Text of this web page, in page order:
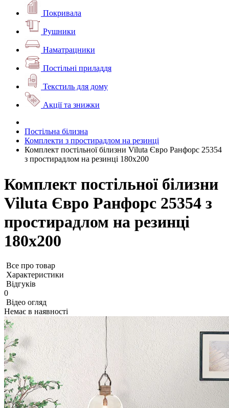
Покривала
Рушники
Наматрацники
Постільні приладдя
Текстиль для дому
Акції та знижки
Постільна білизна
Комплекти з простирадлом на резинці
Комплект постільної білизни Viluta Євро Ранфорс 25354
з простирадлом на резинці 180х200
Комплект постільної білизни
Viluta Євро Ранфорс 25354 з
простирадлом на резинці
180х200
Все про товар
Характеристики
Відгуків
0
Відео огляд
Немає в наявності